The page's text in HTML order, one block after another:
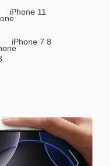
iPhone 11
iPhone 7 8